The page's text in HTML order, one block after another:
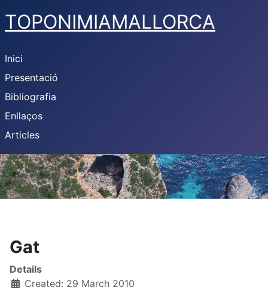
TOPONIMIAMALLORCA
Inici
Presentació
Bibliografia
Enllaços
Articles
Gat
Details
Created: 29 March 2010